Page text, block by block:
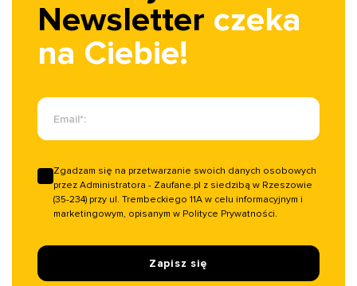
Newsletter czeka
na Ciebie!
Email*:
Zgadzam się na przetwarzanie swoich danych osobowych
przez Administratora - Zaufane.pl z siedzibą w Rzeszowie
(35-234) przy ul. Trembeckiego 11A w celu informacyjnym i
marketingowym, opisanym w Polityce Prywatności.
Zapisz się